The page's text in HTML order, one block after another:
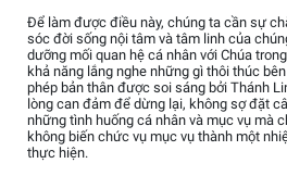
Để làm được điều này, chúng ta cần sự
sóc đời sống nội tâm và tâm linh của
dưỡng mối quan hệ cá nhân với Chúa
khả năng lắng nghe những gì thôi thúc
phép bản thân được soi sáng bởi Thánh
lòng can đảm để dừng lại, không sợ đặt
những tình huống cá nhân và mục vụ mà
không biến chức vụ mục vụ thành một
thực hiện.